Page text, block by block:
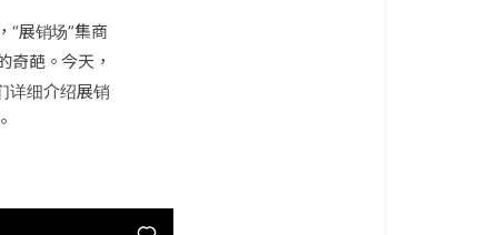
“展销场”集商
奇葩。今天，
详细介绍展销